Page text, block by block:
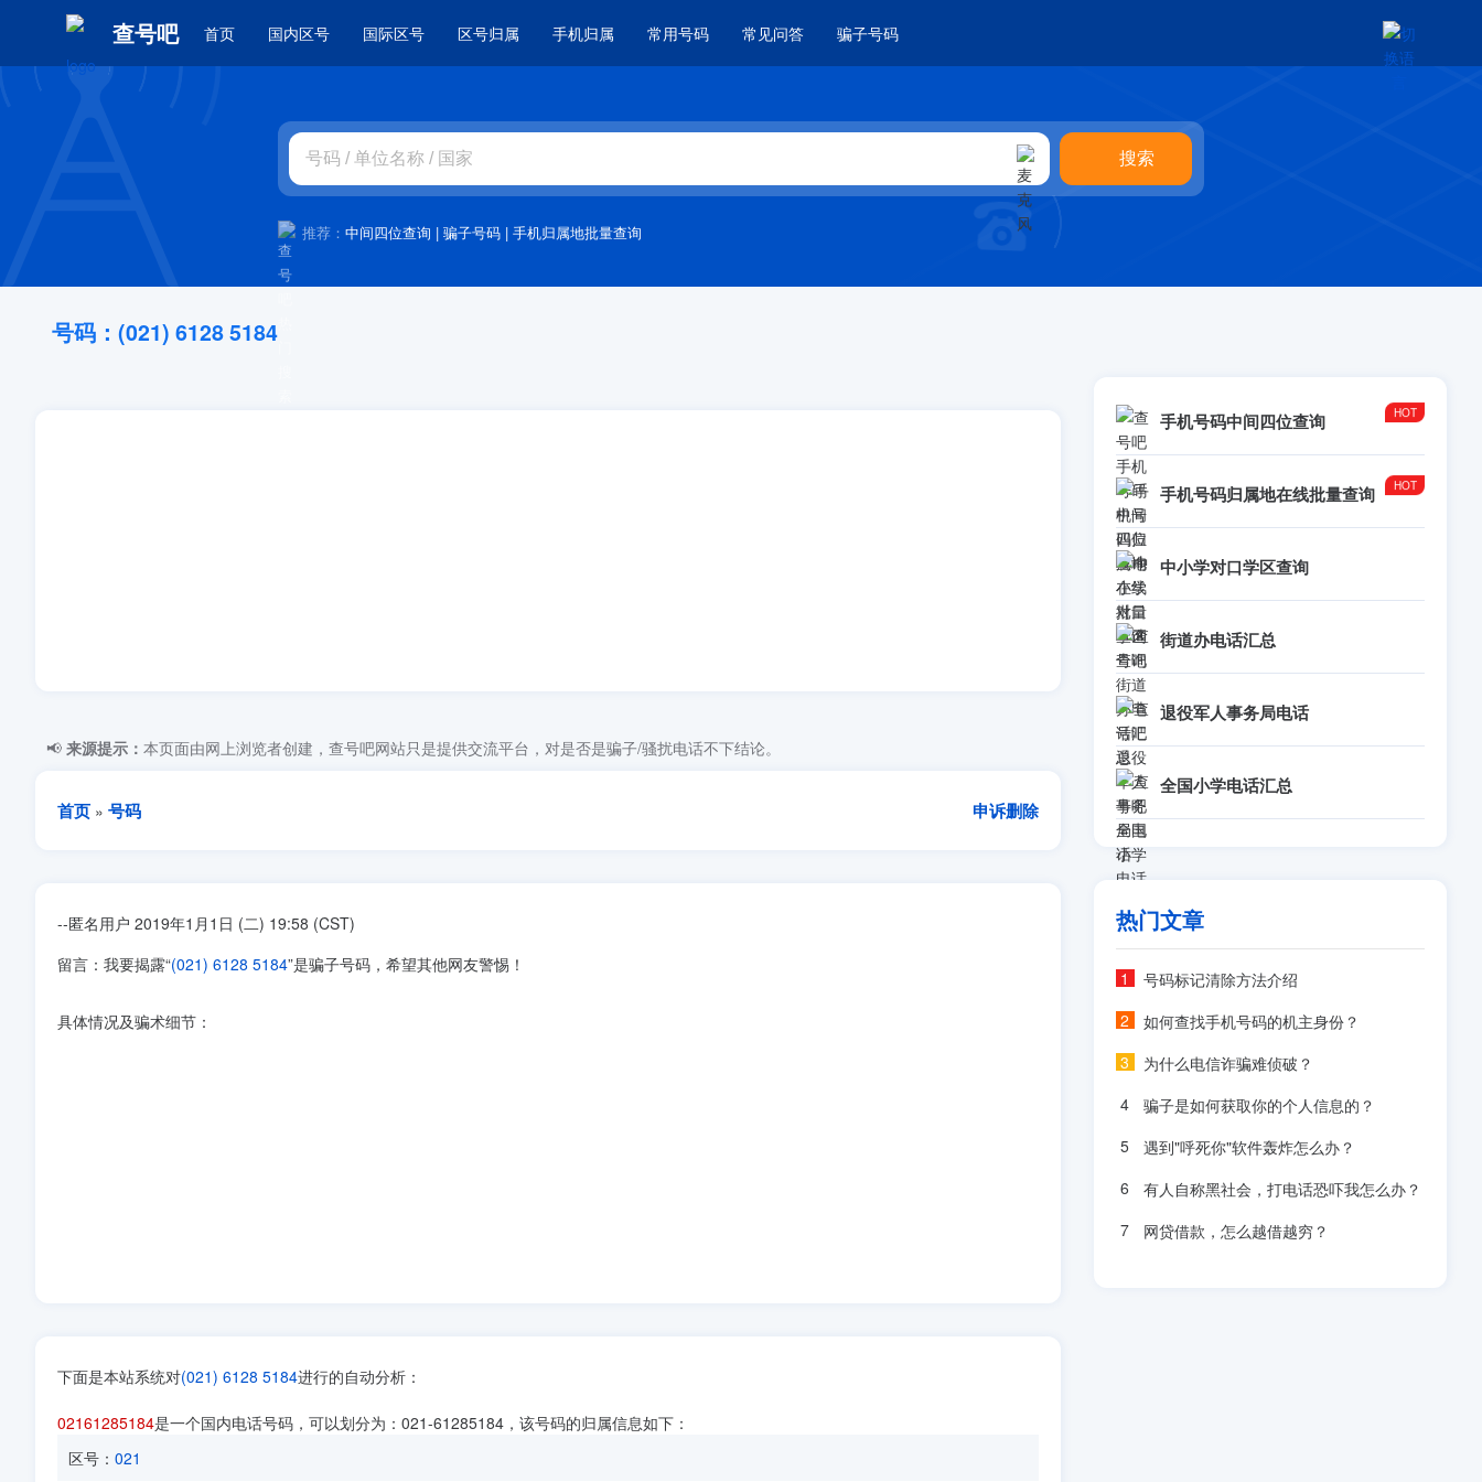
查号吧 首页 国内区号 国际区号 区号归属 手机归属 常用号码 常见问答 骗子号码
推荐： 中间四位查询 | 骗子号码 | 手机归属地批量查询
号码：(021) 6128 5184
📢 来源提示： 本页面由网上浏览者创建，查号吧网站只是提供交流平台，对是否是骗子/骚扰电话不下结论。
首页 » 号码 申诉删除
--匿名用户 2019年1月1日 (二) 19:58 (CST)
留言：我要揭露“(021) 6128 5184”是骗子号码，希望其他网友警惕！
具体情况及骗术细节：
下面是本站系统对(021) 6128 5184进行的自动分析：
02161285184是一个国内电话号码，可以划分为：021-61285184，该号码的归属信息如下：
区号： 021
手机号码中间四位查询
手机号码归属地在线批量查询
中小学对口学区查询
街道办电话汇总
退役军人事务局电话
全国小学电话汇总
热门文章
号码标记清除方法介绍
如何查找手机号码的机主身份？
为什么电信诈骗难侦破？
骗子是如何获取你的个人信息的？
遇到"呼死你"软件轰炸怎么办？
有人自称黑社会，打电话恐吓我怎么办？
网贷借款，怎么越借越穷？